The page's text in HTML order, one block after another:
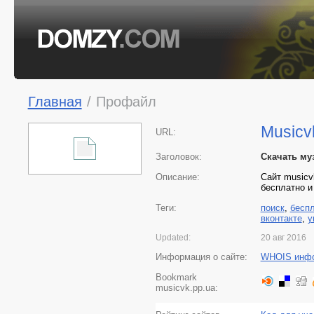
Главная / Профайл
URL:
Заголовок:
Скачать
Описание:
Сайт
бесплатно
Теги:
поиск,
вконтакте,
Updated: 20 авг 2016
Информация о сайте:
WHOIS
Bookmark
musicvk.pp.ua: